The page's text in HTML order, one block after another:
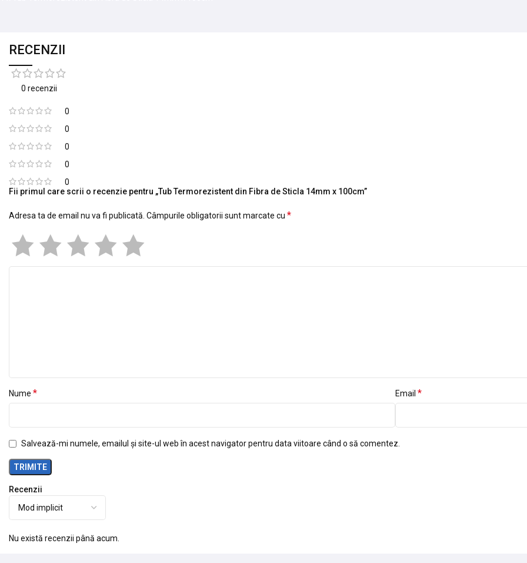
RECENZII
0 recenzii
0
0
0
0
0
Recenzii
Nu există recenzii până acum.
Fii primul care scrii o recenzie pentru „Tub Termorezistent din Fibra de Sticla 14mm x 100cm”
Adresa ta de email nu va fi publicată. Câmpurile obligatorii sunt marcate cu *
Nume * Email *
Salvează-mi numele, emailul și site-ul web în acest navigator pentru data viitoare când o să comentez.